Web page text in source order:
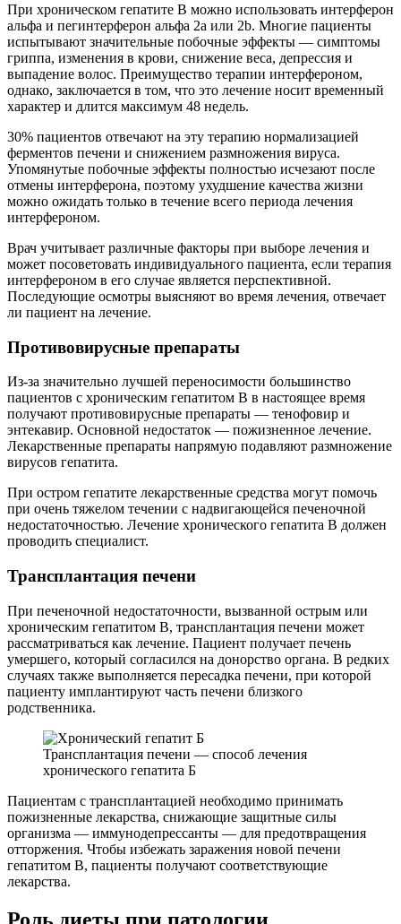
При хроническом гепатите B можно использовать интерферон
альфа и пегинтерферон альфа 2a или 2b. Многие пациенты
испытывают значительные побочные эффекты — симптомы
гриппа, изменения в крови, снижение веса, депрессия и
выпадение волос. Преимущество терапии интерфероном,
однако, заключается в том, что это лечение носит временный
характер и длится максимум 48 недель.
30% пациентов отвечают на эту терапию нормализацией
ферментов печени и снижением размножения вируса.
Упомянутые побочные эффекты полностью исчезают после
отмены интерферона, поэтому ухудшение качества жизни
можно ожидать только в течение всего периода лечения
интерфероном.
Врач учитывает различные факторы при выборе лечения и
может посоветовать индивидуального пациента, если терапия
интерфероном в его случае является перспективной.
Последующие осмотры выясняют во время лечения, отвечает
ли пациент на лечение.
Противовирусные препараты
Из-за значительно лучшей переносимости большинство
пациентов с хроническим гепатитом B в настоящее время
получают противовирусные препараты — тенофовир и
энтекавир. Основной недостаток — пожизненное лечение.
Лекарственные препараты напрямую подавляют размножение
вирусов гепатита.
При остром гепатите лекарственные средства могут помочь
при очень тяжелом течении с надвигающейся печеночной
недостаточностью. Лечение хронического гепатита В должен
проводить специалист.
Трансплантация печени
При печеночной недостаточности, вызванной острым или
хроническим гепатитом В, трансплантация печени может
рассматриваться как лечение. Пациент получает печень
умершего, который согласился на донорство органа. В редких
случаях также выполняется пересадка печени, при которой
пациенту имплантируют часть печени близкого
родственника.
Трансплантация печени — способ лечения
хронического гепатита Б
Пациентам с трансплантацией необходимо принимать
пожизненные лекарства, снижающие защитные силы
организма — иммунодепрессанты — для предотвращения
отторжения. Чтобы избежать заражения новой печени
гепатитом В, пациенты получают соответствующие
лекарства.
Роль диеты при патологии